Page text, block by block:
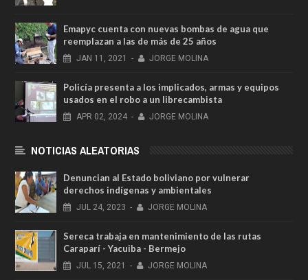
Emapyc cuenta con nuevas bombas de agua que
reemplazan a las de más de 25 años
JAN 11, 2021 - JORGE MOLINA
Policía presenta a los implicados, armas y equipos
usados en el robo a un librecambista
APR 02, 2024 - JORGE MOLINA
NOTICIAS ALEATORIAS
Denuncian al Estado boliviano por vulnerar
derechos indígenas y ambientales
JUL 24, 2023 - JORGE MOLINA
Sereca trabaja en mantenimiento de las rutas
Caraparí - Yacuiba - Bermejo
JUL 15, 2021 - JORGE MOLINA